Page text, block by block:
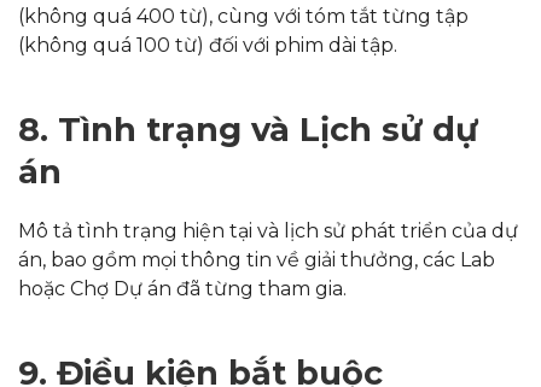
(không quá 400 từ), cùng với tóm tắt từng tập
(không quá 100 từ) đối với phim dài tập.
8. Tình trạng và Lịch sử dự
án
Mô tả tình trạng hiện tại và lịch sử phát triển của dự
án, bao gồm mọi thông tin về giải thưởng, các Lab
hoặc Chợ Dự án đã từng tham gia.
9. Điều kiện bắt buộc